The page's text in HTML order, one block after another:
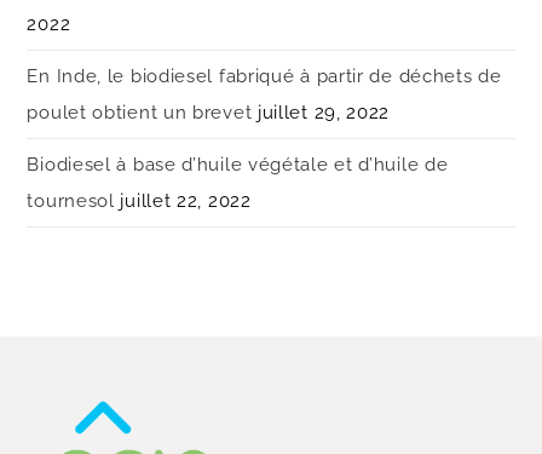
2022
En Inde, le biodiesel fabriqué à partir de déchets de
poulet obtient un brevet juillet 29, 2022
Biodiesel à base d’huile végétale et d’huile de
tournesol juillet 22, 2022